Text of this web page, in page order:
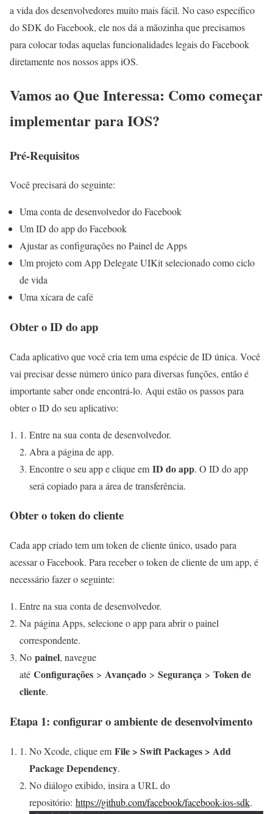
a vida dos desenvolvedores muito mais fácil. No caso específico
do SDK do Facebook, ele nos dá a mãozinha que precisamos
para colocar todas aquelas funcionalidades legais do Facebook
diretamente nos nossos apps iOS.
Vamos ao Que Interessa: Como começar
implementar para IOS?
Pré-Requisitos
Você precisará do seguinte:
Uma conta de desenvolvedor do Facebook
Um ID do app do Facebook
Ajustar as configurações no Painel de Apps
Um projeto com App Delegate UIKit selecionado como ciclo
de vida
Uma xícara de café
Obter o ID do app
Cada aplicativo que você cria tem uma espécie de ID única. Você
vai precisar desse número único para diversas funções, então é
importante saber onde encontrá-lo. Aqui estão os passos para
obter o ID do seu aplicativo:
Entre na sua conta de desenvolvedor.
Abra a página de app.
Encontre o seu app e clique em ID do app. O ID do app
será copiado para a área de transferência.
Obter o token do cliente
Cada app criado tem um token de cliente único, usado para
acessar o Facebook. Para receber o token de cliente de um app, é
necessário fazer o seguinte:
Entre na sua conta de desenvolvedor.
Na página Apps, selecione o app para abrir o painel
correspondente.
No painel, navegue
até Configurações > Avançado > Segurança > Token de
cliente.
Etapa 1: configurar o ambiente de desenvolvimento
No Xcode, clique em File > Swift Packages > Add
Package Dependency.
No diálogo exibido, insira a URL do
repositório: https://github.com/facebook/facebook-ios-sdk.